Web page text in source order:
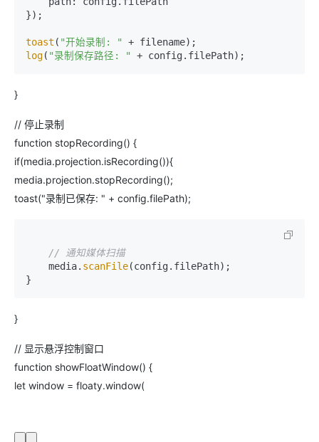
});
toast ( "开始录制: "
log( "录制保存路径: "
}
// 停止录制
function stopRecording() {
if(media.projection.isRecording()){
media.projection.stopRecording();
toast("录制已保存: " + config.filePath);
// 通知媒体扫描
    media.
scanFile(config.filePath);
}
// 显示悬浮控制窗口
function showFloatWindow() {
let window = floaty.window(